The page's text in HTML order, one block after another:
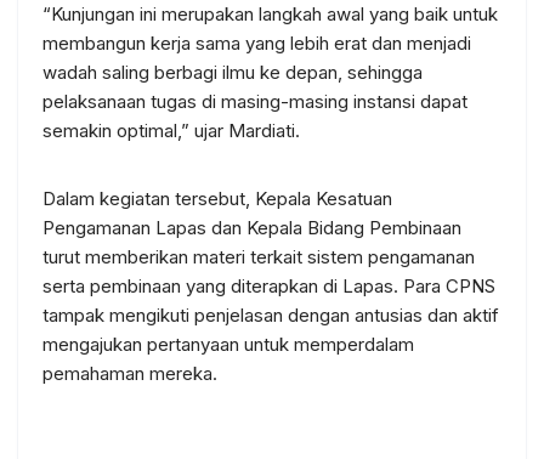
“Kunjungan ini merupakan langkah awal yang baik untuk
membangun kerja sama yang lebih erat dan menjadi
wadah saling berbagi ilmu ke depan, sehingga
pelaksanaan tugas di masing-masing instansi dapat
semakin optimal,” ujar Mardiati.
Dalam kegiatan tersebut, Kepala Kesatuan
Pengamanan Lapas dan Kepala Bidang Pembinaan
turut memberikan materi terkait sistem pengamanan
serta pembinaan yang diterapkan di Lapas. Para CPNS
tampak mengikuti penjelasan dengan antusias dan aktif
mengajukan pertanyaan untuk memperdalam
pemahaman mereka.